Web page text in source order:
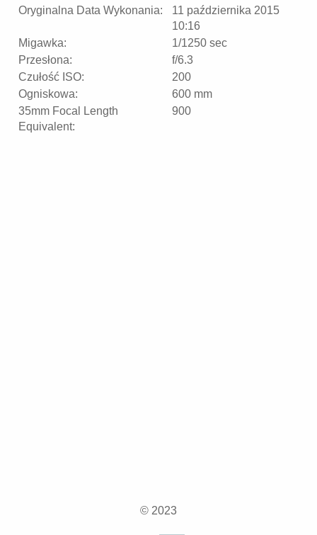
Oryginalna Data Wykonania:
11 października 2015
10:16
Migawka:
1/1250 sec
Przesłona:
f/6.3
Czułość ISO:
200
Ogniskowa:
600 mm
35mm Focal Length
Equivalent:
900
© 2023